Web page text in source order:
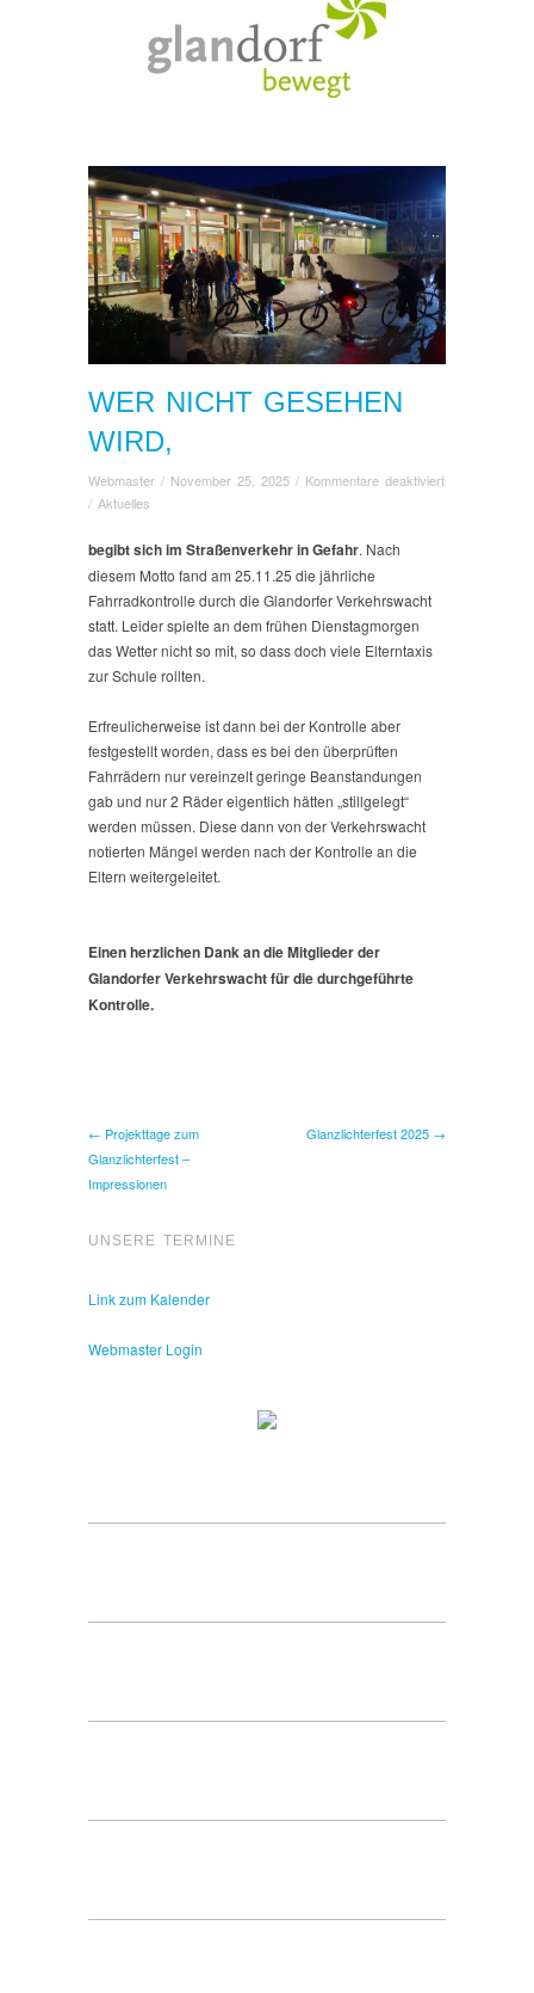
WER NICHT GESEHEN
WIRD,
Webmaster / November 25, 2025 / Kommentare deaktiviertfür
/ Aktuelles
begibt sich im Straßenverkehr in Gefahr. Nach
diesem Motto fand am 25.11.25 die jährliche
Fahrradkontrolle durch die Glandorfer Verkehrswacht
statt. Leider spielte an dem frühen Dienstagmorgen
das Wetter nicht so mit, so dass doch viele Elterntaxis
zur Schule rollten.
Erfreulicherweise ist dann bei der Kontrolle aber
festgestellt worden, dass es bei den überprüften
Fahrrädern nur vereinzelt geringe Beanstandungen
gab und nur 2 Räder eigentlich hätten „stillgelegt“
werden müssen. Diese dann von der Verkehrswacht
notierten Mängel werden nach der Kontrolle an die
Eltern weitergeleitet.
Einen herzlichen Dank an die Mitglieder der
Glandorfer Verkehrswacht für die durchgeführte
Kontrolle.
← Projekttage zum
Glanzlichterfest –
Impressionen
Glanzlichterfest 2025 →
UNSERE TERMINE
Link zum Kalender
Webmaster Login